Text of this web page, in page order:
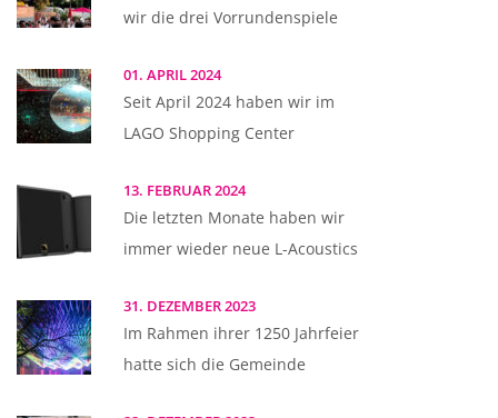
wir die drei Vorrundenspiele
01. APRIL 2024
Seit April 2024 haben wir im
LAGO Shopping Center
13. FEBRUAR 2024
Die letzten Monate haben wir
immer wieder neue L-Acoustics
31. DEZEMBER 2023
Im Rahmen ihrer 1250 Jahrfeier
hatte sich die Gemeinde